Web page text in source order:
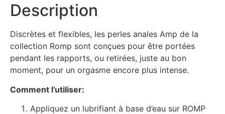
Description
Discrètes et flexibles, les perles anales Amp de la
collection Romp sont conçues pour être portées
pendant les rapports, ou retirées, juste au bon
moment, pour un orgasme encore plus intense.
Comment l’utiliser:
Appliquez un lubrifiant à base d’eau sur ROMP